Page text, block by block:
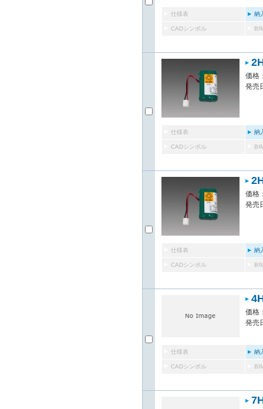
仕様表 納
CADシンボル
価格
発売
仕様表 納
CADシンボル
価格
発売
仕様表 納
CADシンボル
価格
発売
仕様表 納
CADシンボル